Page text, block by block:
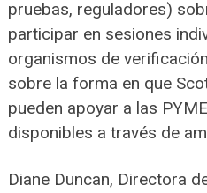
pruebas, reguladores)
participar en sesiones
organismos de
sobre la forma en que
pueden apoyar a las
disponibles a través de
Diane Duncan, Directora